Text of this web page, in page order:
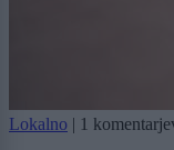
Lokalno | 1